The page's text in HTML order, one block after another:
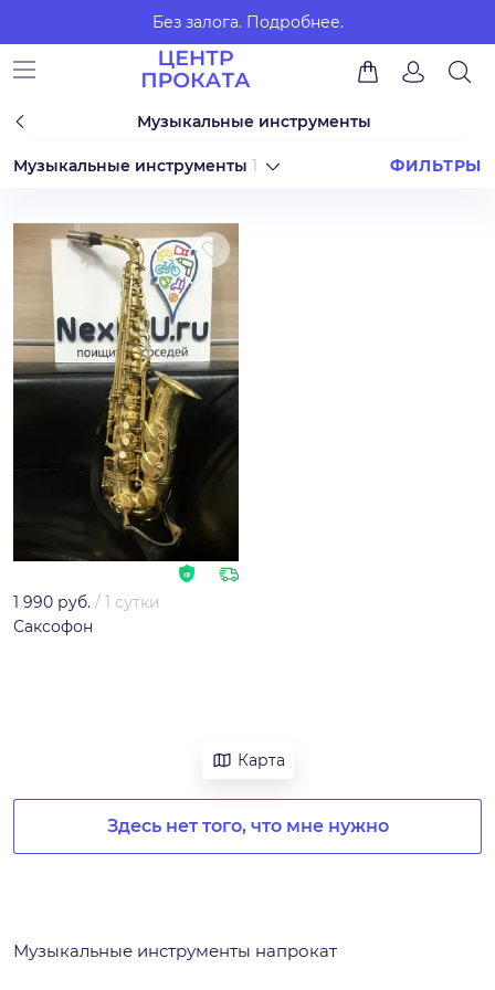
Без залога. Подробнее.
Музыкальные инструменты
Музыкальные инструменты 1 ФИЛЬТРЫ
1 990 руб. / 1 сутки
Саксофон
Карта
Здесь нет того, что мне нужно
Музыкальные инструменты напрокат